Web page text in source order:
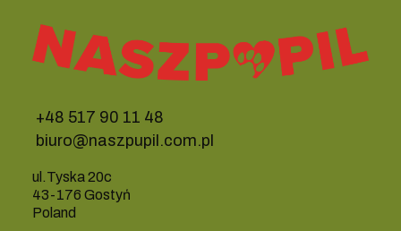
+48 517 90 11 48
biuro@naszpupil.com.pl
ul.Tyska 20c
43-176 Gostyń
Poland